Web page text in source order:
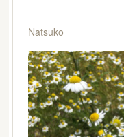
Natsuko